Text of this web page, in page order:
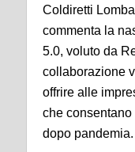
Coldiretti
commenta la
5.0, voluto da
collaborazione
offrire alle
che consentano
dopo pandemia.